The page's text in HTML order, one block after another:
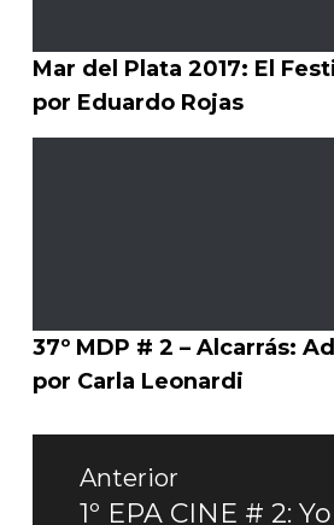
Mar del Plata 2017: El
por Eduardo Rojas
37º MDP # 2 – Alcarrás:
por Carla Leonardi
Navegación
Anterior
Entrada
1º EPA CINE # 2: